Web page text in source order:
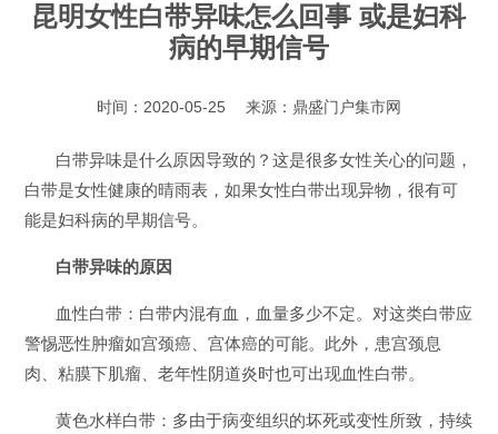
昆明女性白带异味怎么回事 或是妇科
病的早期信号
时间：2020-05-25 来源： 鼎盛门户集市网
白带异味是什么原因导致的？这是很多女性关心的问题，
白带是女性健康的晴雨表，如果女性白带出现异物，很有可
能是妇科病的早期信号。
白带异味的原因
血性白带：白带内混有血，血量多少不定。对这类白带应
警惕恶性肿瘤如宫颈癌、宫体癌的可能。此外，患宫颈息
肉、粘膜下肌瘤、老年性阴道炎时也可出现血性白带。
黄色水样白带：多由于病变组织的坏死或变性所致，持续